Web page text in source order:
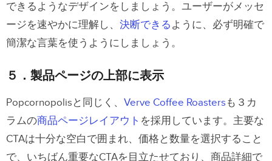
できるようなデザインをしましょう。ユーザーがメッセ
ージを速やかに理解し、 決断できる ように、必ず明確で
簡潔な言葉を使うようにしましょう。
５．製品ページの上部に表示
Popcornopolisと同じく、 Verve Coffee Roasters も３カ
ラムの商品ページレイアウト を採用しています。主要な
CTAは十分な空白で囲まれ、価格と数量を選択すること
で、いちばん重要なCTAを目立たせており、商品詳細で